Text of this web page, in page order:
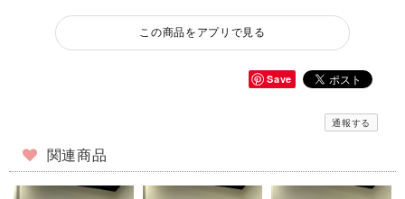
この商品をアプリで見る
Save
通報する
関連商品